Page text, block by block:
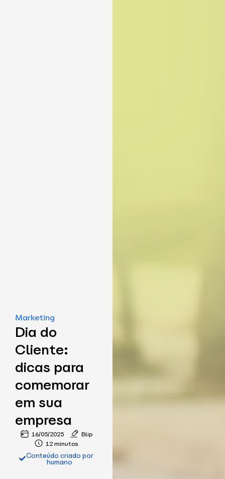
Marketing
Dia do
Cliente:
dicas para
comemorar
em sua
empresa
16/05/2025
Blip
12 minutos
Conteúdo criado por
humano